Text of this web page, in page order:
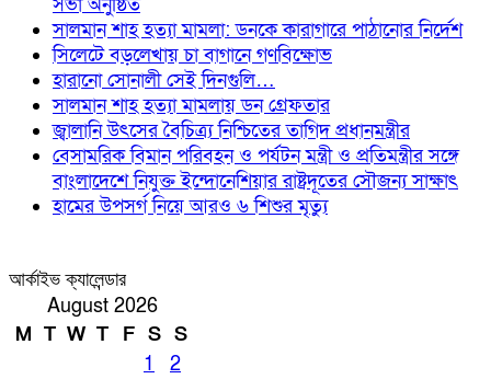
সভা অনুষ্ঠিত
সালমান শাহ হত্যা মামলা: ডনকে কারাগারে পাঠানোর নির্দেশ
সিলেটে বড়লেখায় চা বাগানে গণবিক্ষোভ
হারানো সোনালী সেই দিনগুলি…
সালমান শাহ হত্যা মামলায় ডন গ্রেফতার
জ্বালানি উৎসের বৈচিত্র্য নিশ্চিতের তাগিদ প্রধানমন্ত্রীর
বেসামরিক বিমান পরিবহন ও পর্যটন মন্ত্রী ও প্রতিমন্ত্রীর সঙ্গে
বাংলাদেশে নিযুক্ত ইন্দোনেশিয়ার রাষ্ট্রদূতের সৌজন্য সাক্ষাৎ
হামের উপসর্গ নিয়ে আরও ৬ শিশুর মৃত্যু
আর্কাইভ ক্যালেন্ডার
August 2026
M T W T F S S
1
2